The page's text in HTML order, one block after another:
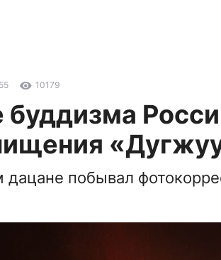
10179
буддизма
дацане побывал